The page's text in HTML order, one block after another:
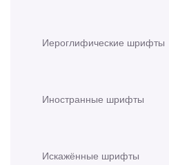
Иероглифические шрифты
Иностранные шрифты
Искажённые шрифты